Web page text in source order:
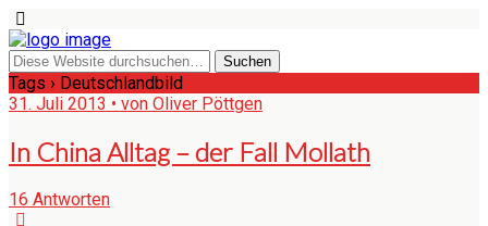
Tags › Deutschlandbild
31. Juli 2013 • von Oliver Pöttgen
In China Alltag – der Fall Mollath
16 Antworten